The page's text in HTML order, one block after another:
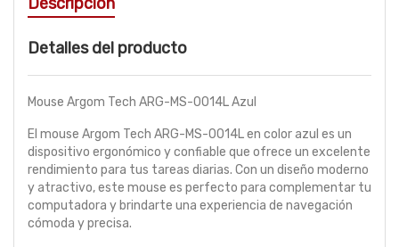
Detalles del producto
Mouse Argom Tech ARG-MS-0014L Azul
El mouse Argom Tech ARG-MS-0014L en color azul es un
dispositivo ergonómico y confiable que ofrece un excelente
rendimiento para tus tareas diarias. Con un diseño moderno
y atractivo, este mouse es perfecto para complementar tu
computadora y brindarte una experiencia de navegación
cómoda y precisa.